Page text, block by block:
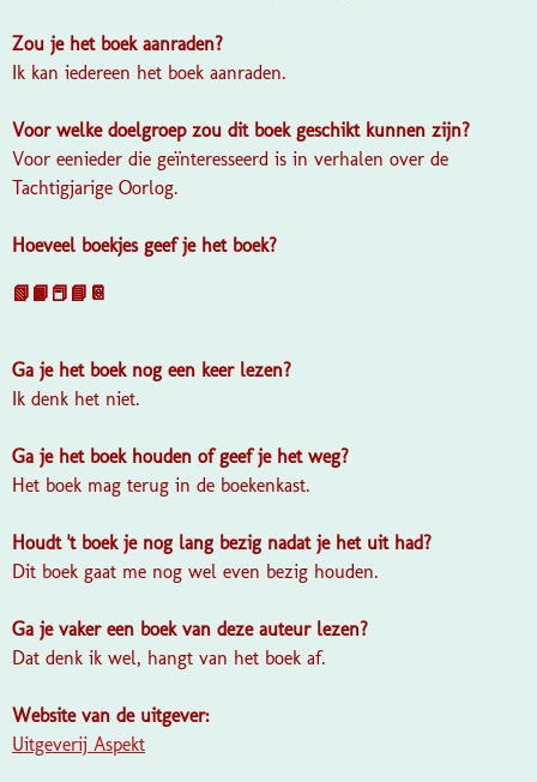
Zou je het boek aanraden?
Ik kan iedereen het boek aanraden.
Voor welke doelgroep zou dit boek geschikt kunnen zijn?
Voor eenieder die geïnteresseerd is in verhalen over de
Tachtigjarige Oorlog.
Hoeveel boekjes geef je het boek?
📗📙📕📘📔
Ga je het boek nog een keer lezen?
Ik denk het niet.
Ga je het boek houden of geef je het weg?
Het boek mag terug in de boekenkast.
Houdt 't boek je nog lang bezig nadat je het uit had?
Dit boek gaat me nog wel even bezig houden.
Ga je vaker een boek van deze auteur lezen?
Dat denk ik wel, hangt van het boek af.
Website van de uitgever:
Uitgeverij Aspekt